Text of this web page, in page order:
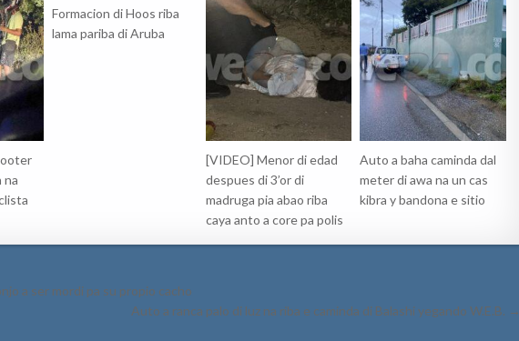
na
Formacion di Hoos riba
lama pariba di Aruba
[VIDEO] Menor di edad
despues di 3’or di
madruga pia abao riba
caya anto a core pa polis
Auto a baha caminda dal
meter di awa na un cas
kibra y bandona e sitio
a ser mordi pa su propio cacho
Auto a ranca palo di luz na riba e caminda di Balashi yegando W.E.B. →